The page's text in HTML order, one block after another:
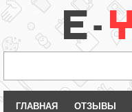
ГЛАВНАЯ ОТЗЫВЫ